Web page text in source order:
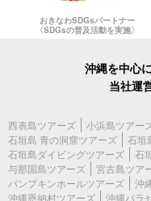
おきなわSDGsパートナー
〈SDGsの普及活動を実施〉
沖縄を中心
当社運
西表島ツアーズ 小浜島ツアー
石垣島 青の洞窟ツアーズ
石垣
石垣島ダイビングツアーズ
石
与那国島ツアーズ
宮古島ツア
パンプキンホールツアーズ
沖
沖縄恩納村ツアーズ
沖縄パラ